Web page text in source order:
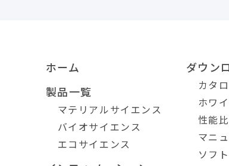
ホーム
製品一覧
マテリアルサイエンス
バイオサイエンス
エコサイエンス
ダウン
カタ
ホワ
性能
マニ
ソフ